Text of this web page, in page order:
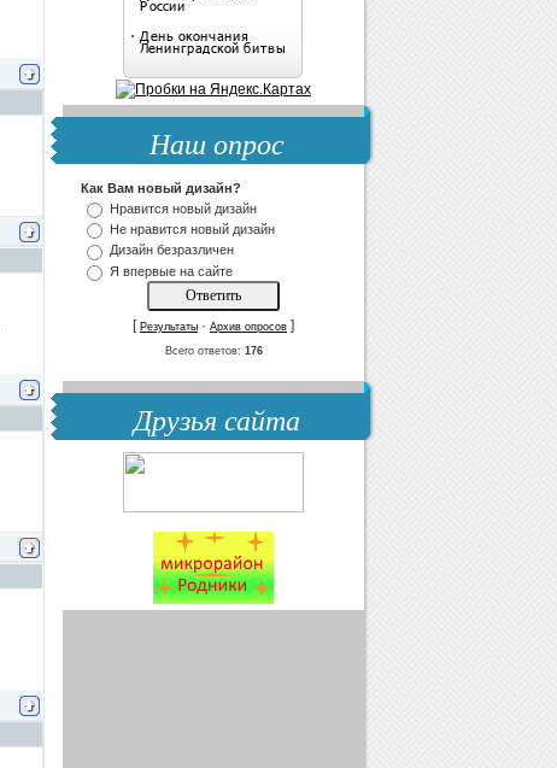
Наш опрос
Как Вам новый дизайн?
Нравится новый дизайн
Не нравится новый дизайн
Дизайн безразличен
Я впервые на сайте
[ Результаты · Архив опросов ]
Всего ответов: 176
Друзья сайта